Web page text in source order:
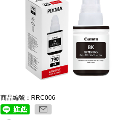
商品編號：RRC006